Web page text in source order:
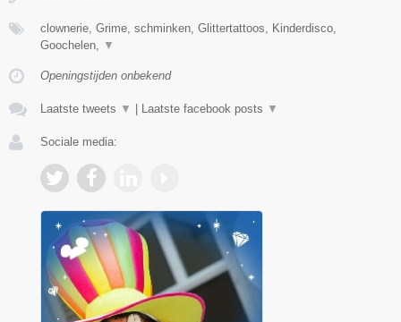
clownerie, Grime, schminken, Glittertattoos, Kinderdisco,
Goochelen,
▼
Openingstijden onbekend
Laatste tweets ▼ | Laatste facebook posts ▼
Sociale media: